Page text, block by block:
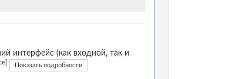
интерфейс (как входной, так и
Показать подробности